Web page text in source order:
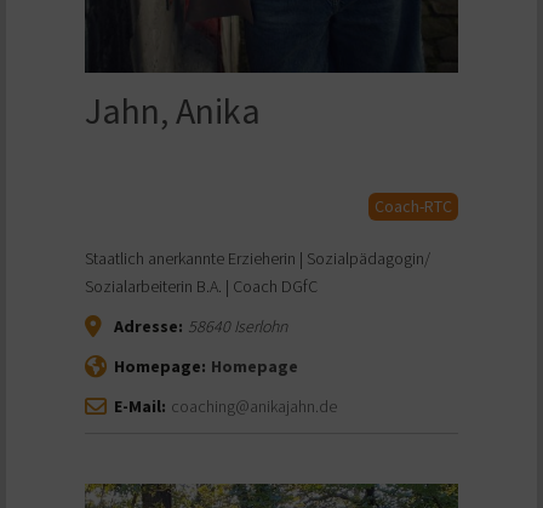
Jahn, Anika
Coach-RTC
Staatlich anerkannte Erzieherin | Sozialpädagogin/
Sozialarbeiterin B.A. | Coach DGfC
Adresse: 58640Iserlohn
Homepage: Homepage
E-Mail: coaching@anikajahn.de